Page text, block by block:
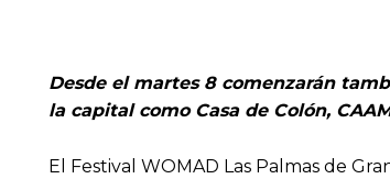
Desde el martes 8 comenzarán
la capital como Casa de Colón,
El Festival WOMAD Las Palmas de